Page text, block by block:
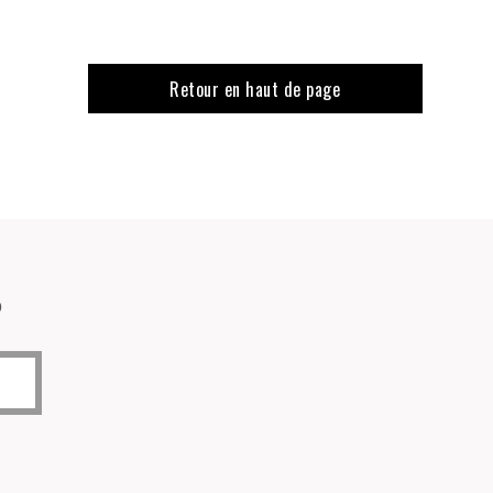
Retour en haut de page